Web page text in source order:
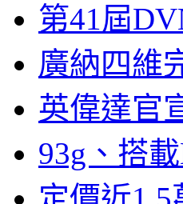
第41屆
廣納四維
英偉達官
93g、搭